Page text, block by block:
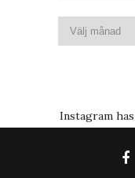
Instagram